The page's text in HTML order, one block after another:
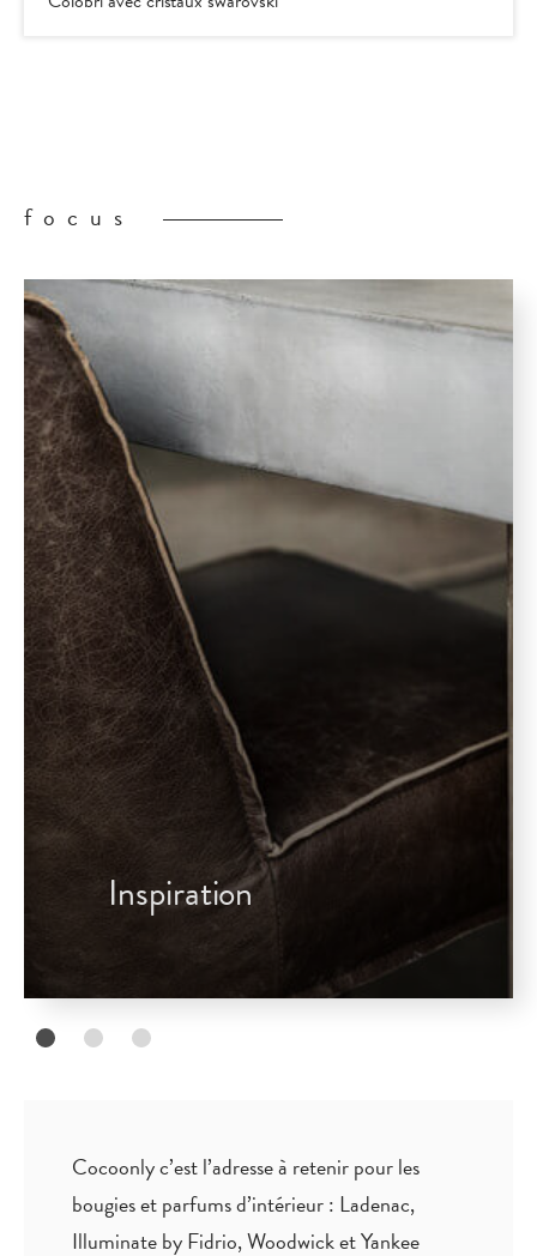
focus
Inspiration
Cocoonly c’est l’adresse à retenir pour les
bougies et parfums d’intérieur : Ladenac,
Illuminate by Fidrio, Woodwick et Yankee